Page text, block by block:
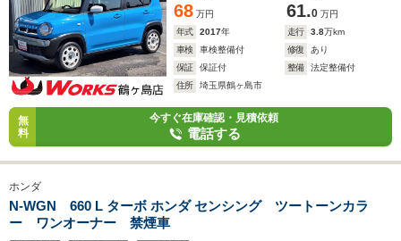
68 万円 61.0 万円
年式
2017年 走行 3.8万km
車検
車検整備付 修復
あり
保証
保証付 整備
法定整備付
住所
埼玉県鶴ヶ島市
無
料
今すぐ在庫確認・見積依頼
電話する
ホンダ
N-WGN 660 L ターボ ホンダ センシング ツートーンカラ
ー ワンオーナー 禁煙車